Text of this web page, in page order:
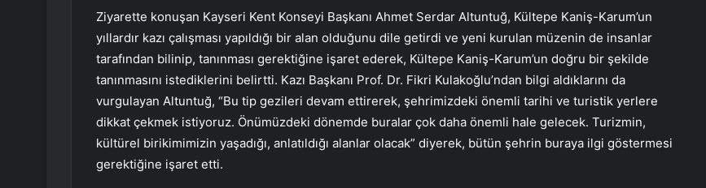
Ziyarette konuşan Kayseri Kent Konseyi Başkanı Ahmet Serdar Altuntuğ, Kültepe Kaniş-Karum’un
yıllardır kazı çalışması yapıldığı bir alan olduğunu dile getirdi ve yeni kurulan müzenin de insanlar
tarafından bilinip, tanınması gerektiğine işaret ederek, Kültepe Kaniş-Karum’un doğru bir şekilde
tanınmasını istediklerini belirtti. Kazı Başkanı Prof. Dr. Fikri Kulakoğlu’ndan bilgi aldıklarını da
vurgulayan Altuntuğ, “Bu tip gezileri devam ettirerek, şehrimizdeki önemli tarihi ve turistik yerlere
dikkat çekmek istiyoruz. Önümüzdeki dönemde buralar çok daha önemli hale gelecek. Turizmin,
kültürel birikimimizin yaşadığı, anlatıldığı alanlar olacak” diyerek, bütün şehrin buraya ilgi göstermesi
gerektiğine işaret etti.